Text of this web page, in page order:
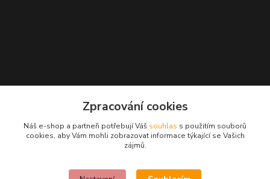
+420 777 271 162
(Po-Pá, 10-18 hod.)
Zpracování cookies
Náš e-shop a partneři potřebují Váš souhlas s použitím souborů
cookies, aby Vám mohli zobrazovat informace týkající se Vašich
zájmů.